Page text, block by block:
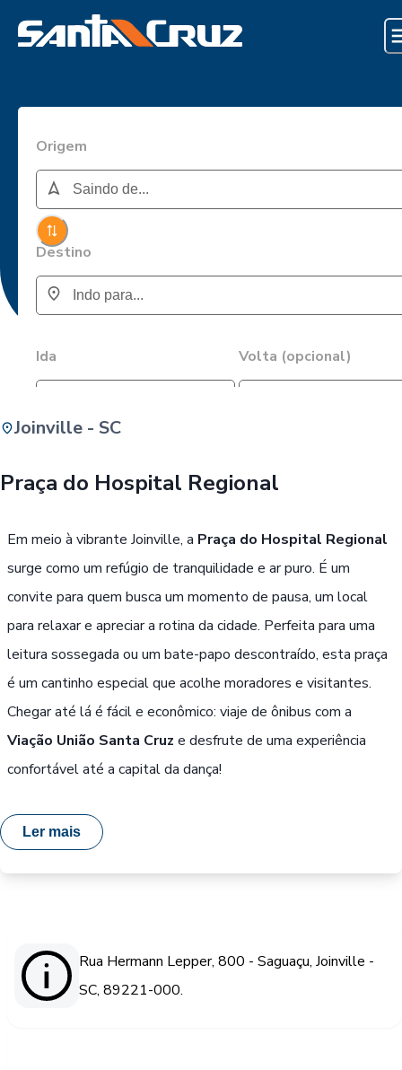
Origem
Destino
Ida Volta (opcional)
Joinville - SC
Praça do Hospital Regional
Em meio à vibrante Joinville, a Praça do Hospital Regional
surge como um refúgio de tranquilidade e ar puro. É um
convite para quem busca um momento de pausa, um local
para relaxar e apreciar a rotina da cidade. Perfeita para uma
leitura sossegada ou um bate-papo descontraído, esta praça
é um cantinho especial que acolhe moradores e visitantes.
Chegar até lá é fácil e econômico: viaje de ônibus com a
Viação União Santa Cruz e desfrute de uma experiência
confortável até a capital da dança!
Ler mais
Rua Hermann Lepper, 800 - Saguaçu, Joinville -
SC, 89221-000.